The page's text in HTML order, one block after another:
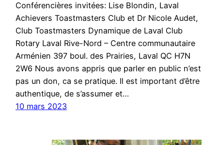
Conférencières invitées: Lise Blondin, Laval
Achievers Toastmasters Club et Dr Nicole Audet,
Club Toastmasters Dynamique de Laval Club
Rotary Laval Rive-Nord – Centre communautaire
Arménien 397 boul. des Prairies, Laval QC H7N
2W6 Nous avons appris que parler en public n’est
pas un don, ca se pratique. Il est important d’être
authentique, de s’assumer et…
10 mars 2023